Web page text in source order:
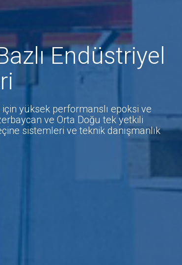
Endüstriyel
yüksek performanslı epoksi ve
ve Orta Doğu tek yetkili
sistemleri ve teknik danışmanlık